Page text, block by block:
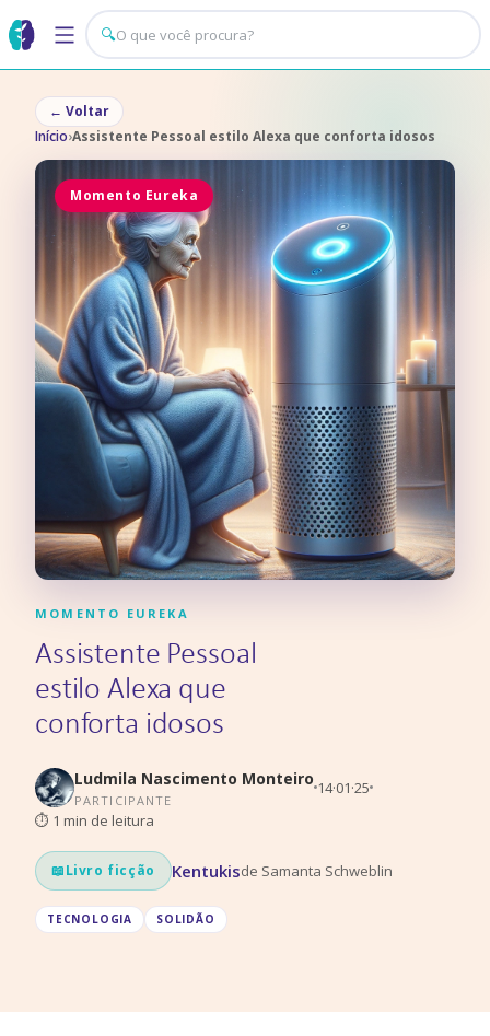
🔍
← Voltar
Início›Assistente Pessoal estilo Alexa que conforta idosos
Momento Eureka
MOMENTO EUREKA
Assistente Pessoal
estilo Alexa que
conforta idosos
Ludmila Nascimento Monteiro
PARTICIPANTE
14·01·25
⏱ 1 min de leitura
📖Livro ficção Kentukisde Samanta Schweblin
TECNOLOGIA SOLIDÃO